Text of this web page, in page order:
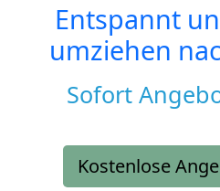
Entspannt
umziehen
Sofort
Kostenlose